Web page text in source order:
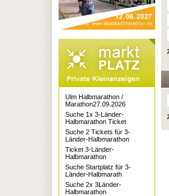
Ulm Halbmarathon /
Marathon27.09.2026
Suche 1x 3-Länder-
Halbmarathon Ticket
Suche 2 Tickets für 3-
Länder-Halbmarathon
Ticket 3-Länder-
Halbmarathon
Suche Startplatz für 3-
Länder-Halbmarath
Suche 2x 3Länder-
Halbmarathon